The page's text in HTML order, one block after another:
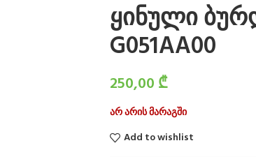
ყინული
G051AA00
250,00 ₾
არ არის მარაგში
Add to wishlist